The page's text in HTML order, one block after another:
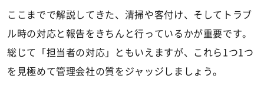
ここまでで解説してきた、清掃や客付け、そしてトラブ
ル時の対応と報告をきちんと行っているかが重要です。
総じて「担当者の対応」ともいえますが、これら1つ1つ
を見極めて管理会社の質をジャッジしましょう。